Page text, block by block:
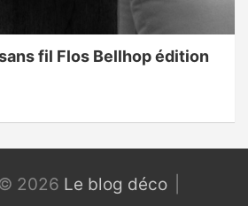
fil Flos Bellhop édition
2026 Le blog déco